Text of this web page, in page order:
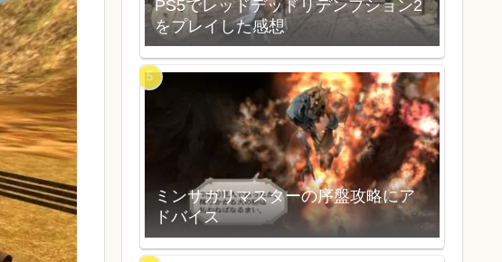
PS5でレッドデッドリデンプション2
をプレイした感想
ミンサガリマスターの序盤攻略にア
ドバイス